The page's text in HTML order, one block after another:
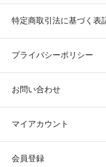
特定商取引法に基づく表
プライバシーポリシー
お問い合わせ
マイアカウント
会員登録